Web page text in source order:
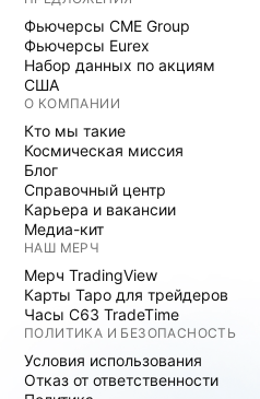
Фьючерсы CME Group
Фьючерсы Eurex
Набор данных по акциям
США
О КОМПАНИИ
Кто мы такие
Космическая миссия
Блог
Справочный центр
Карьера и вакансии
Медиа-кит
НАШ МЕРЧ
Мерч TradingView
Карты Таро для трейдеров
Часы C63 TradeTime
ПОЛИТИКА И БЕЗОПАСНОСТЬ
Условия использования
Отказ от ответственности